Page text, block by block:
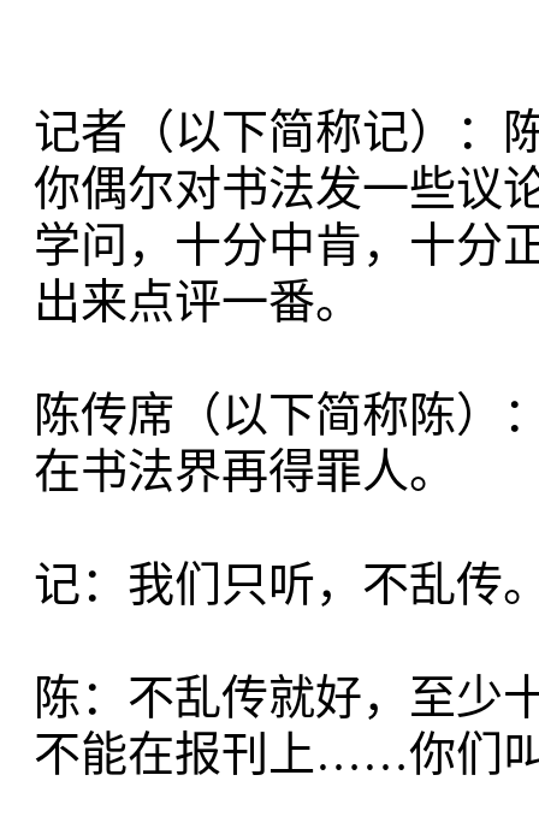
记者（以下简称记）：
你偶尔对书法发一些议
学问，十分中肯，十分
出来点评一番。
陈传席（以下简称陈）
在书法界再得罪人。
记：我们只听，不乱传
陈：不乱传就好，至少
不能在报刊上……你们